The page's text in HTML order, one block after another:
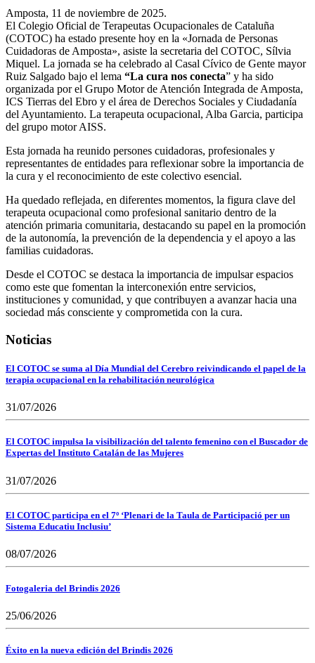
Amposta, 11 de noviembre de 2025.
El Colegio Oficial de Terapeutas Ocupacionales de Cataluña
(COTOC) ha estado presente hoy en la «Jornada de Personas
Cuidadoras de Amposta», asiste la secretaria del COTOC, Sílvia
Miquel. La jornada se ha celebrado al Casal Cívico de Gente mayor
Ruiz Salgado bajo el lema “La cura nos conecta” y ha sido
organizada por el Grupo Motor de Atención Integrada de Amposta,
ICS Tierras del Ebro y el área de Derechos Sociales y Ciudadanía
del Ayuntamiento. La terapeuta ocupacional, Alba Garcia, participa
del grupo motor AISS.
Esta jornada ha reunido persones cuidadoras, profesionales y
representantes de entidades para reflexionar sobre la importancia de
la cura y el reconocimiento de este colectivo esencial.
Ha quedado reflejada, en diferentes momentos, la figura clave del
terapeuta ocupacional como profesional sanitario dentro de la
atención primaria comunitaria, destacando su papel en la promoción
de la autonomía, la prevención de la dependencia y el apoyo a las
familias cuidadoras.
Desde el COTOC se destaca la importancia de impulsar espacios
como este que fomentan la interconexión entre servicios,
instituciones y comunidad, y que contribuyen a avanzar hacia una
sociedad más consciente y comprometida con la cura.
Noticias
El COTOC se suma al Día Mundial del Cerebro reivindicando el papel de la
terapia ocupacional en la rehabilitación neurológica
31/07/2026
El COTOC impulsa la visibilización del talento femenino con el Buscador de
Expertas del Instituto Catalán de las Mujeres
31/07/2026
El COTOC participa en el 7º ‘Plenari de la Taula de Participació per un
Sistema Educatiu Inclusiu’
08/07/2026
Fotogaleria del Brindis 2026
25/06/2026
Éxito en la nueva edición del Brindis 2026